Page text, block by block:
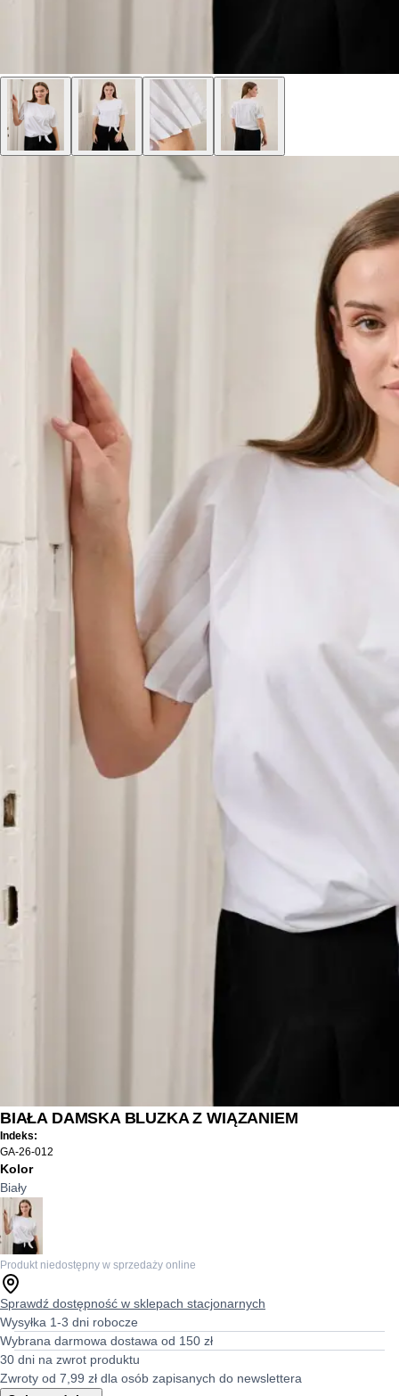
BIAŁA DAMSKA BLUZKA Z WIĄZANIEM
Indeks:
GA-26-012
Kolor
Biały
Produkt niedostępny w sprzedaży online
Sprawdź dostępność w sklepach stacjonarnych
Wysyłka 1-3 dni robocze
Wybrana darmowa dostawa od 150 zł
30 dni na zwrot produktu
Zwroty od 7,99 zł dla osób zapisanych do newslettera